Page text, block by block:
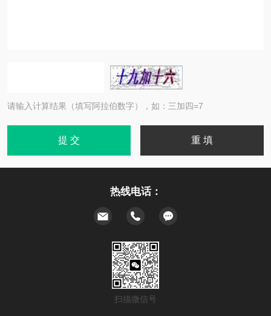
请输入计算结果（填写阿拉伯数字），如：三加四=7
热线电话：
扫描微信号